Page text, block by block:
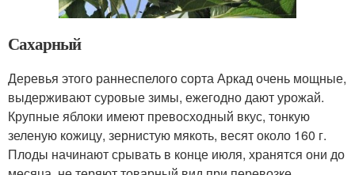
Сахарный
Деревья этого раннеспелого сорта Аркад очень мощные,
выдерживают суровые зимы, ежегодно дают урожай.
Крупные яблоки имеют превосходный вкус, тонкую
зеленую кожицу, зернистую мякоть, весят около 160 г.
Плоды начинают срывать в конце июля, хранятся они до